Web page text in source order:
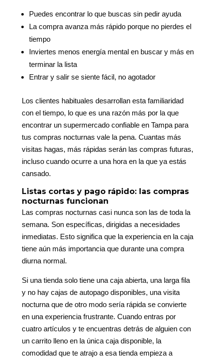
Puedes encontrar lo que buscas sin pedir ayuda
La compra avanza más rápido porque no pierdes el
tiempo
Inviertes menos energía mental en buscar y más en
terminar la lista
Entrar y salir se siente fácil, no agotador
Los clientes habituales desarrollan esta familiaridad
con el tiempo, lo que es una razón más por la que
encontrar un supermercado confiable en Tampa para
tus compras nocturnas vale la pena. Cuantas más
visitas hagas, más rápidas serán las compras futuras,
incluso cuando ocurre a una hora en la que ya estás
cansado.
Listas cortas y pago rápido: las compras
nocturnas funcionan
Las compras nocturnas casi nunca son las de toda la
semana. Son específicas, dirigidas a necesidades
inmediatas. Esto significa que la experiencia en la caja
tiene aún más importancia que durante una compra
diurna normal.
Si una tienda solo tiene una caja abierta, una larga fila
y no hay cajas de autopago disponibles, una visita
nocturna que de otro modo sería rápida se convierte
en una experiencia frustrante. Cuando entras por
cuatro artículos y te encuentras detrás de alguien con
un carrito lleno en la única caja disponible, la
comodidad que te atrajo a esa tienda empieza a